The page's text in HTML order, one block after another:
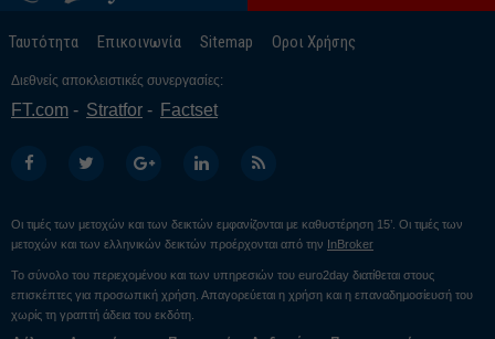
Ταυτότητα Επικοινωνία Sitemap Οροι Χρήσης
Διεθνείς αποκλειστικές συνεργασίες:
FT.com Stratfor Factset
Οι τιμές των μετοχών και των δεικτών εμφανίζονται με καθυστέρηση 15’. Οι τιμές των
μετοχών και των ελληνικών δεικτών προέρχονται από την InBroker
Το σύνολο του περιεχομένου και των υπηρεσιών του euro2day διατίθεται στους
επισκέπτες για προσωπική χρήση. Απαγορεύεται η χρήση και η επαναδημοσίευσή του
χωρίς τη γραπτή άδεια του εκδότη.